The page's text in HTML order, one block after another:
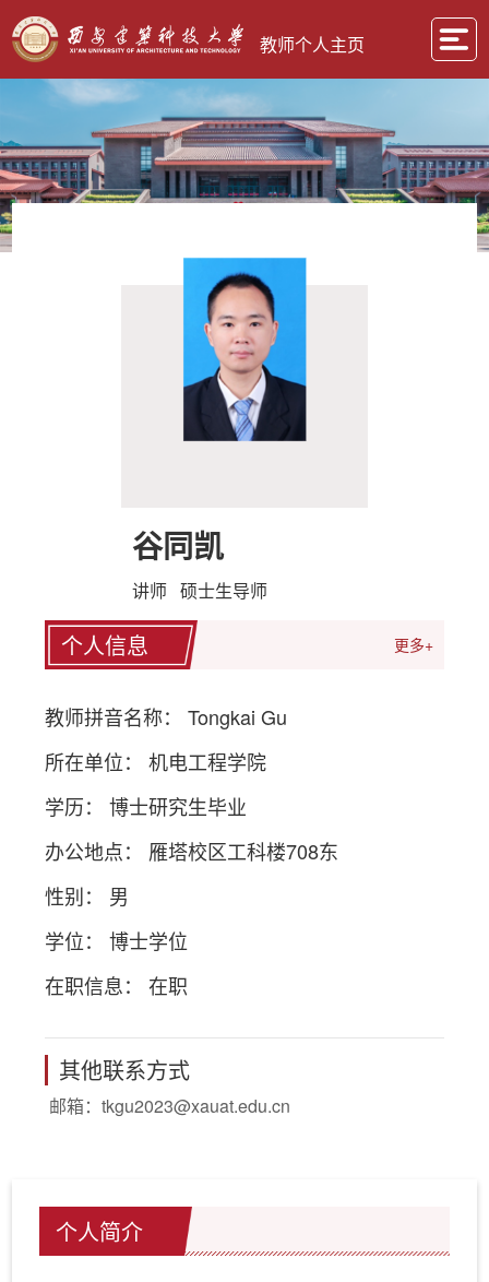
教师个人主页
谷同凯
讲师 硕士生导师
个人信息 更多+
教师拼音名称： Tongkai Gu
所在单位： 机电工程学院
学历： 博士研究生毕业
办公地点： 雁塔校区工科楼708东
性别： 男
学位： 博士学位
在职信息： 在职
其他联系方式
邮箱： tkgu2023@xauat.edu.cn
个人简介